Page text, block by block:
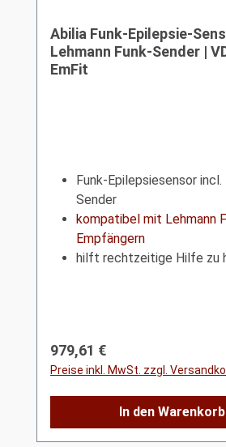
Abilia Funk-Epilepsie-
Lehmann Funk-Sender |
EmFit
Funk-Epilepsiesensor incl.
Sender
kompatibel mit Lehmann
Empfängern
hilft rechtzeitige Hilfe zu
Regulärer Preis:
979,61 €
Preise inkl. MwSt. zzgl.
In den Warenkorb